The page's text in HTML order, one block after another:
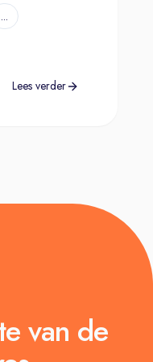
...
Lees verder
van de